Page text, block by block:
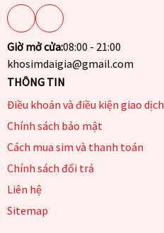
Giờ mở cửa:08:00 - 21:00
khosimdaigia@gmail.com
THÔNG TIN
Điều khoản và điều kiện giao dịch
Chính sách bảo mật
Cách mua sim và thanh toán
Chính sách đổi trả
Liên hệ
Sitemap